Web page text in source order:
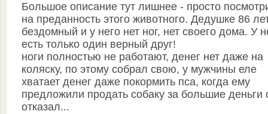
Большое описание тут лишнее - просто
на преданность этого животного. Дедушке 86
бездомный и у него нет ног, нет своего дома. У
есть только один верный друг!
ноги полностью не работают, денег нет даже на
коляску, по этому собрал свою, у мужчины еле
хватает денег даже покормить пса, когда ему
предложили продать собаку за большие деньги
отказал...